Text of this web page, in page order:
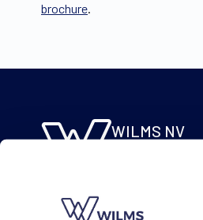
brochure.
WILMS NV